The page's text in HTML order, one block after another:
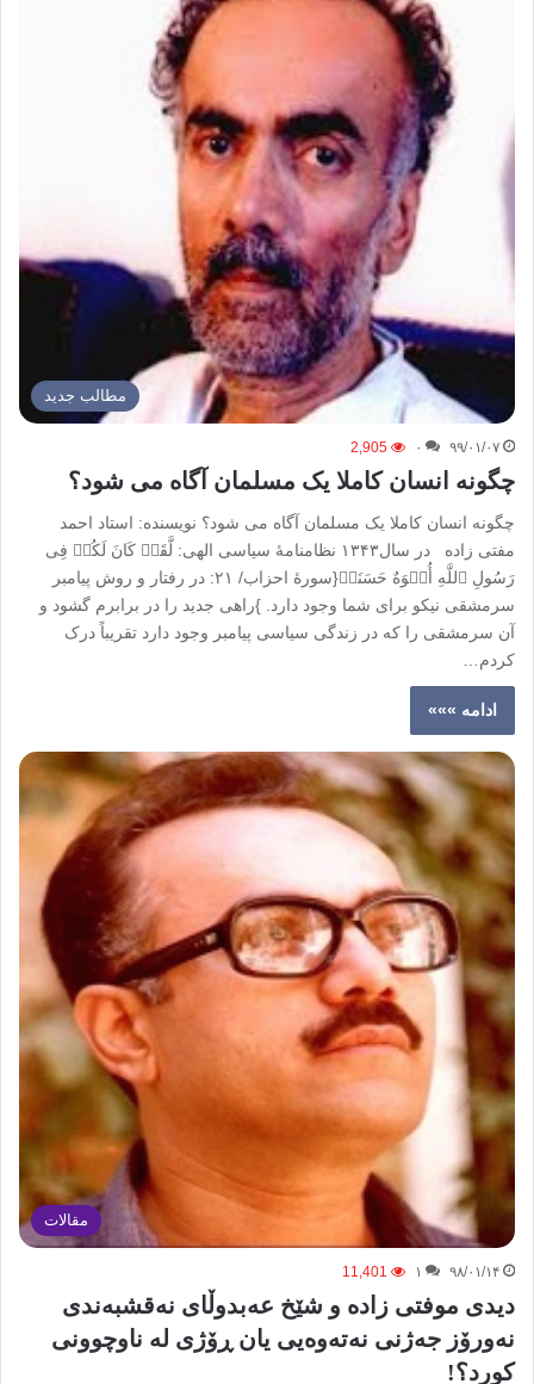
مطالب جدید
۹۹/۰۱/۰۷ ۰ 2,905
چگونه انسان کاملا یک مسلمان آگاه می شود؟
چگونه انسان کاملا یک مسلمان آگاه می شود؟ نویسنده: استاد احمد
مفتی زاده در سال۱۳۴۳ نظامنامۀ سیاسی الهی: لَّقَدۡ کَانَ لَکُمۡ فِی
رَسُولِ ٱللَّهِ أُسۡوَهٌ حَسَنَهٞ{سورۀ احزاب/ ۲۱: در رفتار و روش پیامبر
سرمشقی نیکو برای شما وجود دارد. }راهی جدید را در برابرم گشود و
آن سرمشقی را که در زندگی سیاسی پیامبر وجود دارد تقریباً درک
کردم…
ادامه »»»
مقالات
۹۸/۰۱/۱۴ ۱ 11,401
دیدی موفتی زادە و شێخ عەبدوڵای نەقشبەندی
نەورۆز جەژنی نەتەوەیی یان ڕۆژی لە ناوچوونی
کورد؟!